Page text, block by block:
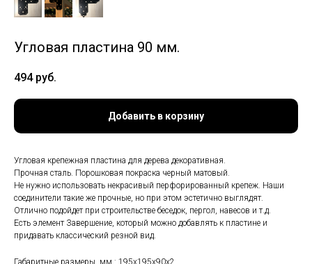
Угловая пластина 90 мм.
494 руб.
Добавить в корзину
Угловая крепежная пластина для дерева декоративная.
Прочная сталь. Порошковая покраска черный матовый.
Не нужно использовать некрасивый перфорированный крепеж. Наши
соединители такие же прочные, но при этом эстетично выглядят.
Отлично подойдет при строительстве беседок, пергол, навесов и т.д.
Есть элемент Завершение, который можно добавлять к пластине и
придавать классический резной вид.